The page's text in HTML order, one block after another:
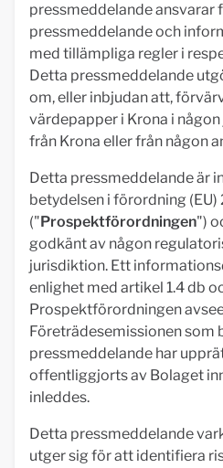
pressmeddelande ansvarar
pressmeddelande och
med tillämpliga regler i
Detta pressmeddelande
om, eller inbjudan att,
värdepapper i Krona i
från Krona eller från någon
Detta pressmeddelande är
betydelsen i förordning (EU)
("Prospektförordningen")
godkänt av någon
jurisdiktion. Ett
enlighet med artikel 1.4 db
Prospektförordningen
Företrädesemissionen som
pressmeddelande har
offentliggjorts av Bolaget
inleddes.
Detta pressmeddelande
utger sig för att identifiera